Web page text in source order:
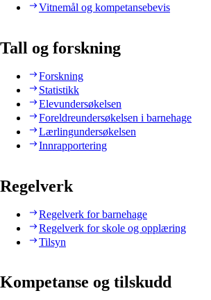
Vitnemål og kompetansebevis
Tall og forskning
Forskning
Statistikk
Elevundersøkelsen
Foreldreundersøkelsen i barnehage
Lærlingundersøkelsen
Innrapportering
Regelverk
Regelverk for barnehage
Regelverk for skole og opplæring
Tilsyn
Kompetanse og tilskudd